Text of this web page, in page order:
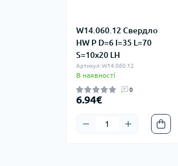
W14.060.12 Свердло
HW P D=6 I=35 L=70
S=10x20 LH
Артикул: W14.060.12
В наявності
0
6.94€